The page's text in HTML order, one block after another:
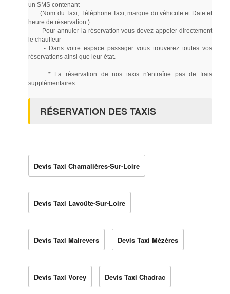
un SMS contenant
(Nom du Taxi, Téléphone Taxi, marque du véhicule et Date et
heure de réservation )
- Pour annuler la réservation vous devez appeler directement
le chauffeur
- Dans votre espace passager vous trouverez toutes vos
réservations ainsi que leur état.
* La réservation de nos taxis n'entraîne pas de frais
supplémentaires.
RÉSERVATION DES TAXIS
Devis Taxi Chamalières-Sur-Loire
Devis Taxi Lavoûte-Sur-Loire
Devis Taxi Malrevers Devis Taxi Mézères
Devis Taxi Vorey Devis Taxi Chadrac